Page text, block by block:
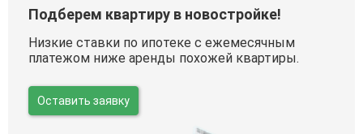
Подберем квартиру в новостройке!
Низкие ставки по ипотеке с ежемесячным
платежом ниже аренды похожей квартиры.
Оставить заявку